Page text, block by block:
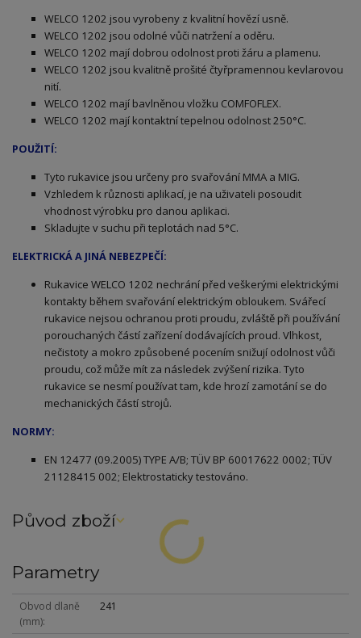
WELCO 1202 jsou vyrobeny z kvalitní hovězí usně.
WELCO 1202 jsou odolné vůči natržení a oděru.
WELCO 1202 mají dobrou odolnost proti žáru a plamenu.
WELCO 1202 jsou kvalitně prošité čtyřpramennou kevlarovou
nití.
WELCO 1202 mají bavlněnou vložku COMFOFLEX.
WELCO 1202 mají kontaktní tepelnou odolnost 250°C.
POUŽITÍ:
Tyto rukavice jsou určeny pro svařování MMA a MIG.
Vzhledem k různosti aplikací, je na uživateli posoudit
vhodnost výrobku pro danou aplikaci.
Skladujte v suchu při teplotách nad 5°C.
ELEKTRICKÁ A JINÁ NEBEZPEČÍ:
Rukavice WELCO 1202 nechrání před veškerými elektrickými
kontakty během svařování elektrickým obloukem. Svářecí
rukavice nejsou ochranou proti proudu, zvláště při používání
porouchaných částí zařízení dodávajících proud. Vlhkost,
nečistoty a mokro způsobené pocením snižují odolnost vůči
proudu, což může mít za následek zvýšení rizika. Tyto
rukavice se nesmí používat tam, kde hrozí zamotání se do
mechanických částí strojů.
NORMY:
EN 12477 (09.2005) TYPE A/B; TÜV BP 60017622 0002; TÜV
21128415 002; Elektrostaticky testováno.
Původ zboží
Parametry
Obvod dlaně
(mm)
241